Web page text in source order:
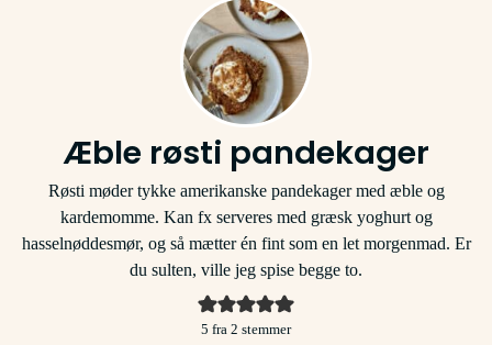
Æble røsti pandekager
Røsti møder tykke amerikanske pandekager med æble og
kardemomme. Kan fx serveres med græsk yoghurt og
hasselnøddesmør, og så mætter én fint som en let morgenmad. Er
du sulten, ville jeg spise begge to.
5 fra 2 stemmer